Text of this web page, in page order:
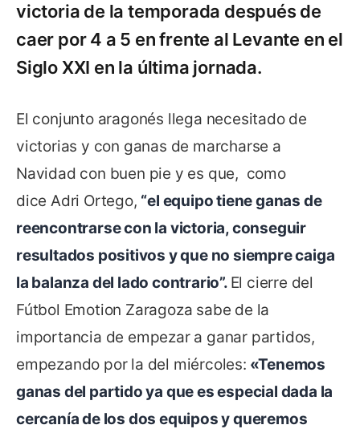
victoria de la temporada después de
caer por 4 a 5 en frente al Levante en el
Siglo XXI en la última jornada.
El conjunto aragonés llega necesitado de
victorias y con ganas de marcharse a
Navidad con buen pie y es que, como
dice Adri Ortego, “el equipo tiene ganas de
reencontrarse con la victoria, conseguir
resultados positivos y que no siempre caiga
la balanza del lado contrario”. El cierre del
Fútbol Emotion Zaragoza sabe de la
importancia de empezar a ganar partidos,
empezando por la del miércoles: «Tenemos
ganas del partido ya que es especial dada la
cercanía de los dos equipos y queremos